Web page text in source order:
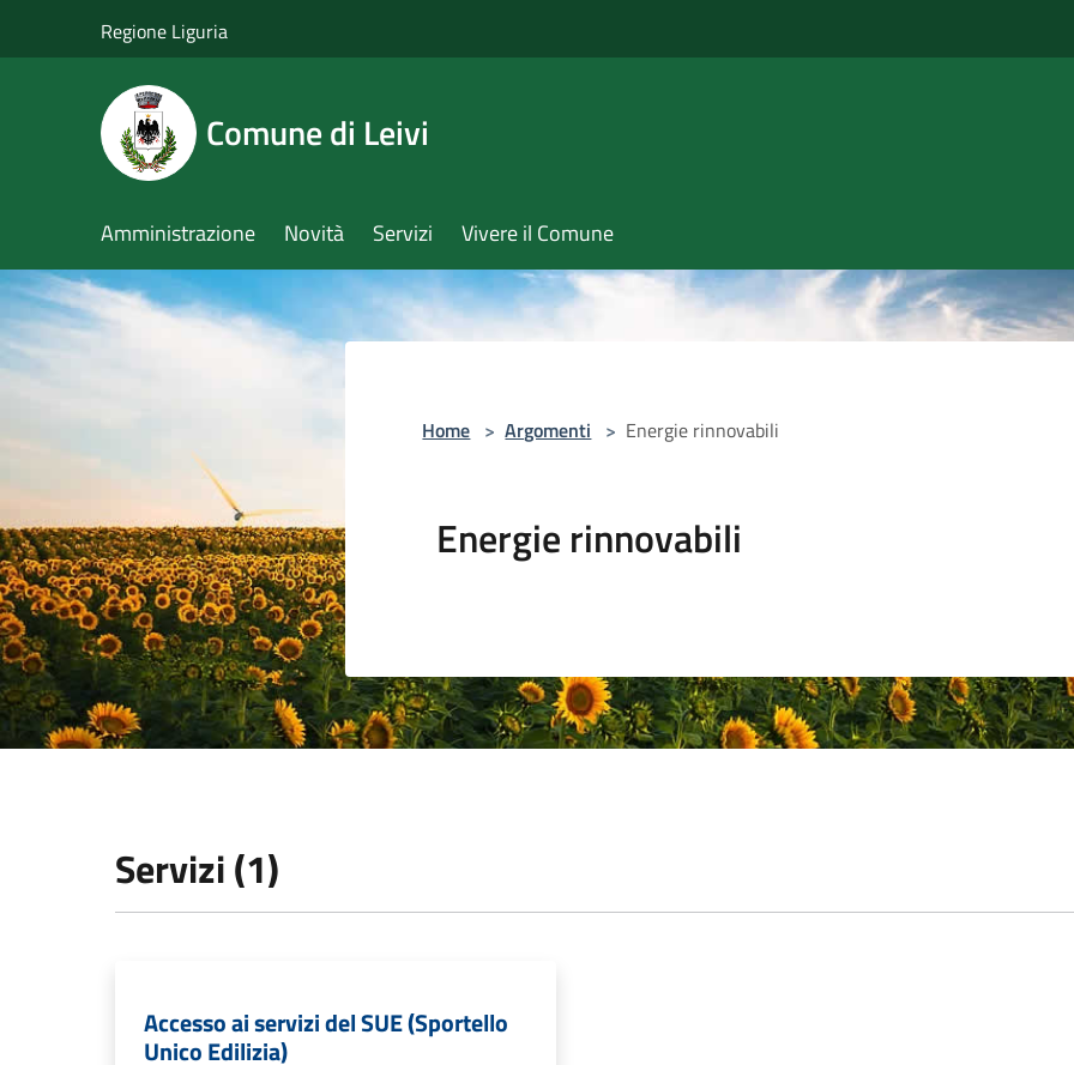
Regione Liguria
Comune di Leivi
Amministrazione Novità Servizi Vivere il Comune
Home > Argomenti > Energie rinnovabili
Energie rinnovabili
Servizi (1)
Accesso ai servizi del SUE (Sportello
Unico Edilizia)